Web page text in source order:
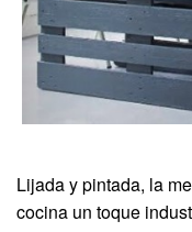
Lijada y pintada, la
cocina un toque